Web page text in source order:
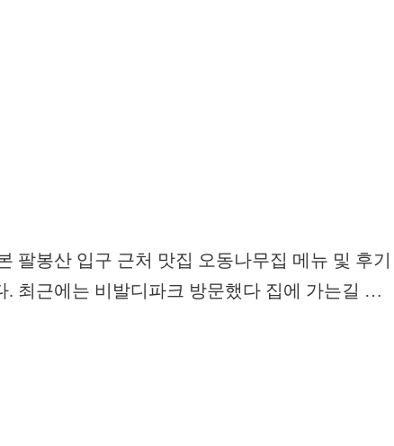
팔봉산 입구 근처 맛집 오동나무집 메뉴 및 후
최근에는 비발디파크 방문했다 집에 가는길 …